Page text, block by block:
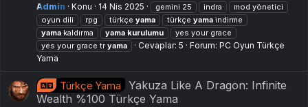
Admin
Konu 14 Nis 2025 gemini 25 indra
mod yönetici
oyun dili
rpg türkçe yama türkçe yama i̇ndirme
yama kaldırma yama kurulumu
yes your grace
yes your grace tr yama Cevaplar: 5 Forum: PC Oyun Türkçe
Yama
Türkçe Yama
Yakuza Like A Dragon: Infinite
Wealth %100 Türkçe Yama